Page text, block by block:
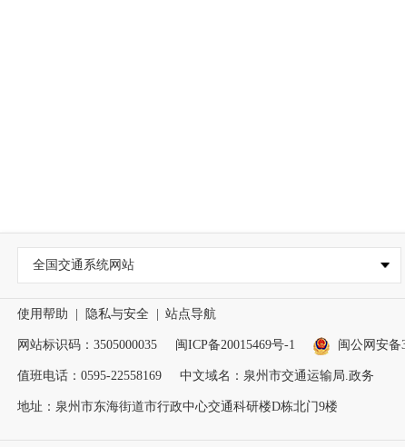
全国交通系统网站
使用帮助 隐私与安全 站点导航
网站标识码：3505000035 闽ICP备20015469号-1 闽公网安备
值班电话：0595-22558169 中文域名：泉州市交通运输局.政务
地址：泉州市东海街道市行政中心交通科研楼D栋北门9楼